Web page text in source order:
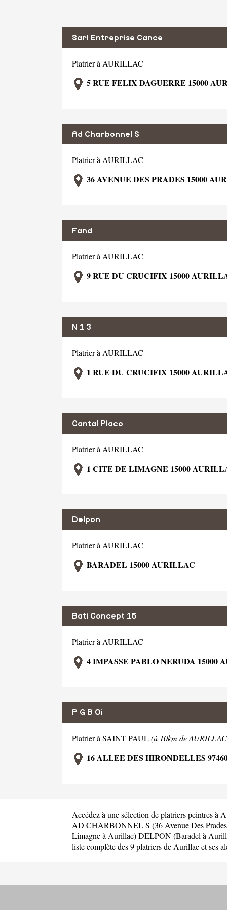
Sarl Entreprise Cance
Platrier à AURILLAC
5 RUE FELIX DAGUERRE 15000
Ad Charbonnel S
Platrier à AURILLAC
36 AVENUE DES PRADES 15000
Fand
Platrier à AURILLAC
9 RUE DU CRUCIFIX 15000
N 1 3
Platrier à AURILLAC
1 RUE DU CRUCIFIX 15000
Cantal Placo
Platrier à AURILLAC
1 CITE DE LIMAGNE 15000
Delpon
Platrier à AURILLAC
BARADEL 15000 AURILLAC
Bati Concept 15
Platrier à AURILLAC
4 IMPASSE PABLO NERUDA 15000
P G B Oi
Platrier à SAINT PAUL(à 10km de
16 ALLEE DES HIRONDELLES
Accédez à une sélection de platriers peintres à
AD CHARBONNEL S (36 Avenue Des
Limagne à Aurillac)DELPON (Baradel à
liste complète des 9 platriers de Aurillac et ses